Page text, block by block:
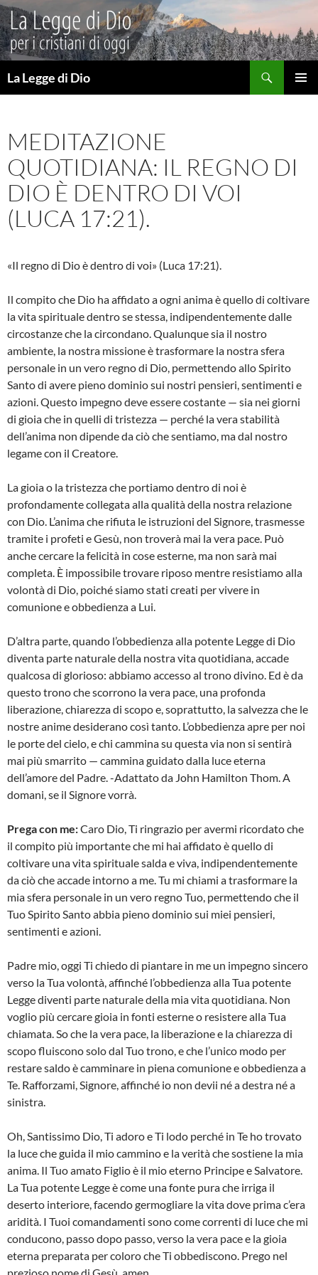
Vai
al
contenuto
La Legge di Dio
MEDITAZIONE
QUOTIDIANA: IL REGNO DI
DIO È DENTRO DI VOI
(LUCA 17:21).
«Il regno di Dio è dentro di voi» (Luca 17:21).
Il compito che Dio ha affidato a ogni anima è quello di coltivare
la vita spirituale dentro se stessa, indipendentemente dalle
circostanze che la circondano. Qualunque sia il nostro
ambiente, la nostra missione è trasformare la nostra sfera
personale in un vero regno di Dio, permettendo allo Spirito
Santo di avere pieno dominio sui nostri pensieri, sentimenti e
azioni. Questo impegno deve essere costante — sia nei giorni
di gioia che in quelli di tristezza — perché la vera stabilità
dell’anima non dipende da ciò che sentiamo, ma dal nostro
legame con il Creatore.
La gioia o la tristezza che portiamo dentro di noi è
profondamente collegata alla qualità della nostra relazione
con Dio. L’anima che rifiuta le istruzioni del Signore, trasmesse
tramite i profeti e Gesù, non troverà mai la vera pace. Può
anche cercare la felicità in cose esterne, ma non sarà mai
completa. È impossibile trovare riposo mentre resistiamo alla
volontà di Dio, poiché siamo stati creati per vivere in
comunione e obbedienza a Lui.
D’altra parte, quando l’obbedienza alla potente Legge di Dio
diventa parte naturale della nostra vita quotidiana, accade
qualcosa di glorioso: abbiamo accesso al trono divino. Ed è da
questo trono che scorrono la vera pace, una profonda
liberazione, chiarezza di scopo e, soprattutto, la salvezza che le
nostre anime desiderano così tanto. L’obbedienza apre per noi
le porte del cielo, e chi cammina su questa via non si sentirà
mai più smarrito — cammina guidato dalla luce eterna
dell’amore del Padre. -Adattato da John Hamilton Thom. A
domani, se il Signore vorrà.
Prega con me:Caro Dio, Ti ringrazio per avermi ricordato che
il compito più importante che mi hai affidato è quello di
coltivare una vita spirituale salda e viva, indipendentemente
da ciò che accade intorno a me. Tu mi chiami a trasformare la
mia sfera personale in un vero regno Tuo, permettendo che il
Tuo Spirito Santo abbia pieno dominio sui miei pensieri,
sentimenti e azioni.
Padre mio, oggi Ti chiedo di piantare in me un impegno sincero
verso la Tua volontà, affinché l’obbedienza alla Tua potente
Legge diventi parte naturale della mia vita quotidiana. Non
voglio più cercare gioia in fonti esterne o resistere alla Tua
chiamata. So che la vera pace, la liberazione e la chiarezza di
scopo fluiscono solo dal Tuo trono, e che l’unico modo per
restare saldo è camminare in piena comunione e obbedienza a
Te. Rafforzami, Signore, affinché io non devii né a destra né a
sinistra.
Oh, Santissimo Dio, Ti adoro e Ti lodo perché in Te ho trovato
la luce che guida il mio cammino e la verità che sostiene la mia
anima. Il Tuo amato Figlio è il mio eterno Principe e Salvatore.
La Tua potente Legge è come una fonte pura che irriga il
deserto interiore, facendo germogliare la vita dove prima c’era
aridità. I Tuoi comandamenti sono come correnti di luce che mi
conducono, passo dopo passo, verso la vera pace e la gioia
eterna preparata per coloro che Ti obbediscono. Prego nel